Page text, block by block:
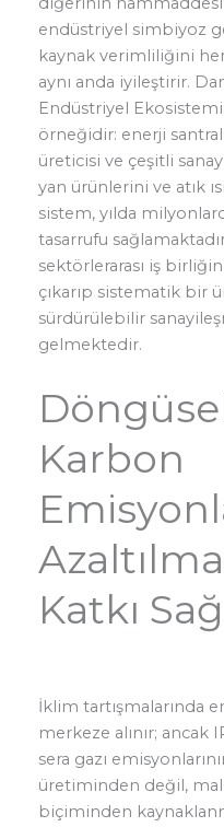
endüstriyel simbiyoz
kaynak verimliliğini
aynı anda iyileştirir.
Endüstriyel
örneğidir: enerji
üreticisi ve çeşitli
yan ürünlerini ve atık
sistem, yılda
tasarrufu
sektörlerarası iş
çıkarıp sistematik bir
sürdürülebilir
gelmektedir.
Karbon
Katkı
İklim tartışmalarında
merkeze alınır; ancak
sera gazı
üretiminden değil,
biçiminden